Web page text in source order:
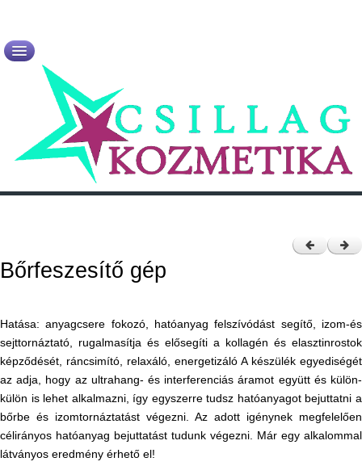
Kezdőlap
Újdonságok
Szolgáltatások
Termékek
Bőrfeszesítő gép
Hatása: anyagcsere fokozó, hatóanyag felszívódást segítő, izom-és
sejttornáztató, rugalmasítja és elősegíti a kollagén és elasztinrostok
képződését, ráncsimító, relaxáló, energetizáló A készülék egyediségét
az adja, hogy az ultrahang- és interferenciás áramot együtt és külön-
külön is lehet alkalmazni, így egyszerre tudsz hatóanyagot bejuttatni a
bőrbe és izomtornáztatást végezni. Az adott igénynek megfelelően
célirányos hatóanyag bejuttatást tudunk végezni. Már egy alkalommal
látványos eredmény érhető el!